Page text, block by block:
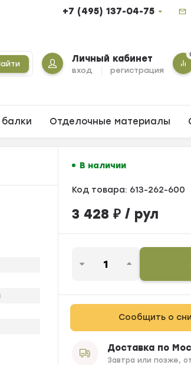
+7 (495) 137-04-75
Личный кабинет
вход регистрация
Отделочные материалы
В наличии
Код товара: 613-262-600
3 428 ₽/ рул
Сообщить о
Доставка по
Завтра или позже,